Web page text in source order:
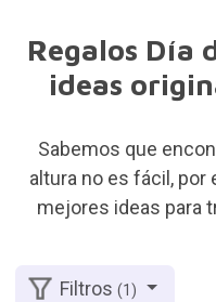
Regalos Día
ideas
Sabemos que
altura no es fácil,
mejores ideas para
Filtros(1)